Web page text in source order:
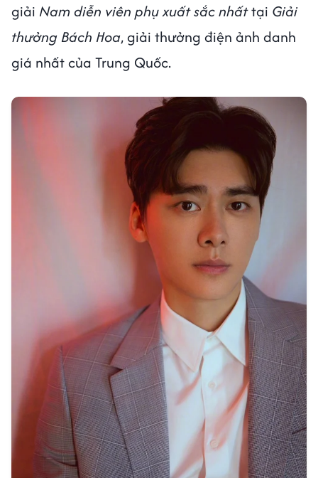
giải Nam diễn viên phụ xuất sắc nhấttại Giải
thưởng Bách Hoa, giải thưởng điện ảnh danh
giá nhất của Trung Quốc.